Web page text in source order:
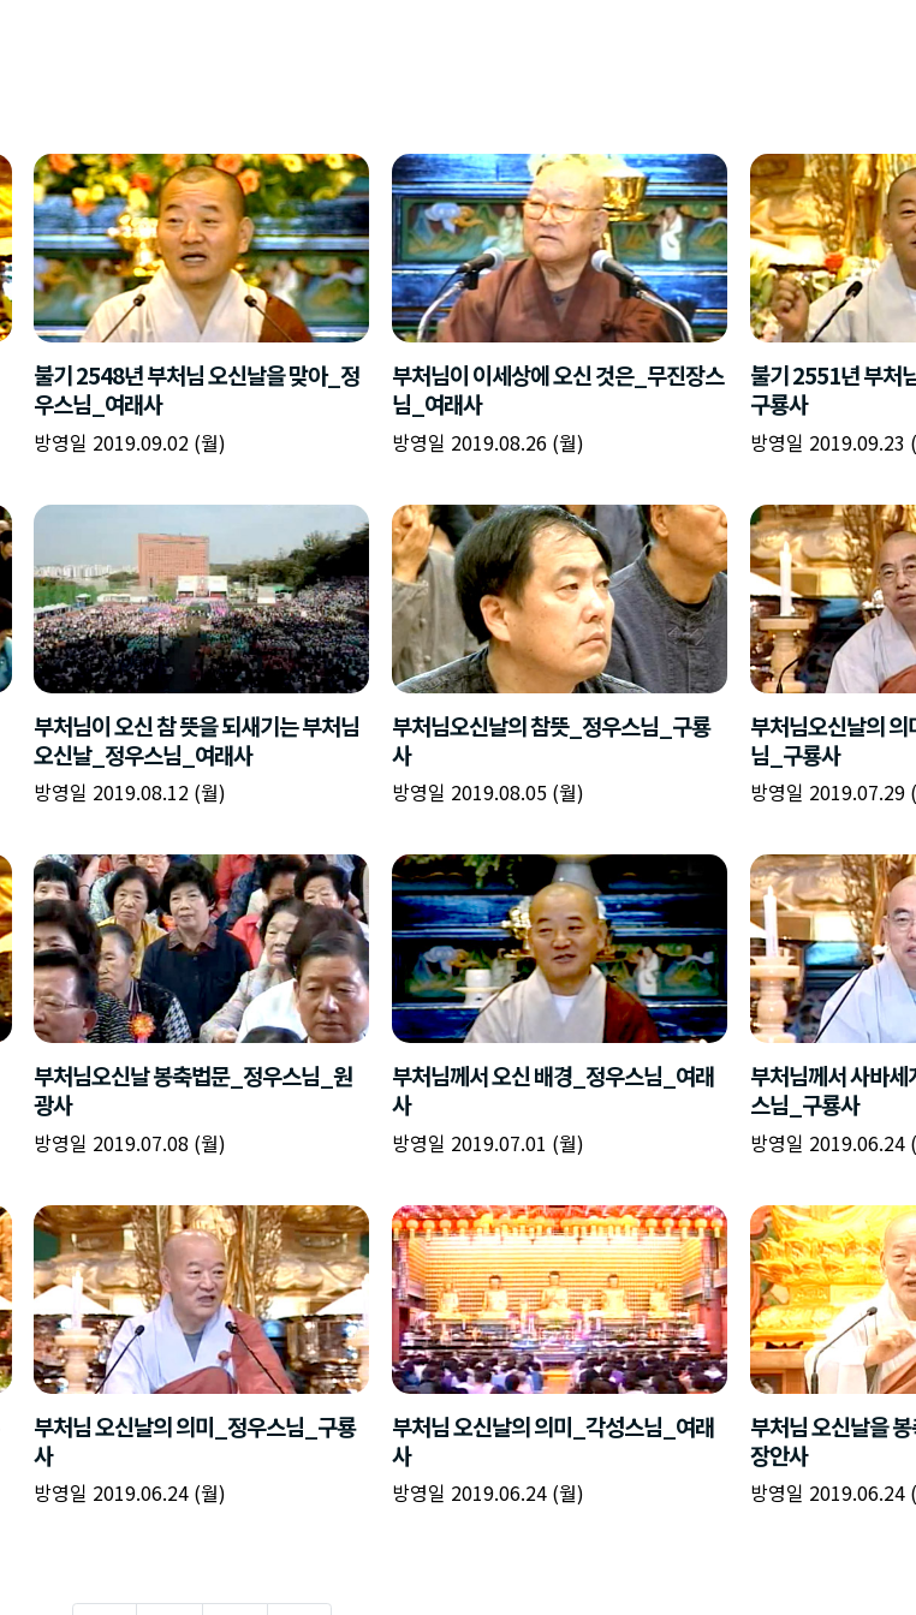
불기 2548년 부처님 오신날을 맞아_정
우스님_여래사
방영일 2019.09.02 (월)
부처님이 이세상에 오신 것은_무진장스
님_여래사
방영일 2019.08.26 (월)
불기 2551년 부처
구룡사
방영일 2019.09.23
부처님이 오신 참 뜻을 되새기는 부처님
오신날_정우스님_여래사
방영일 2019.08.12 (월)
부처님오신날의 참뜻_정우스님_구룡
사
방영일 2019.08.05 (월)
부처님오신날의
님_구룡사
방영일 2019.07.29
부처님오신날 봉축법문_정우스님_원
광사
방영일 2019.07.08 (월)
부처님께서 오신 배경_정우스님_여래
사
방영일 2019.07.01 (월)
부처님께서 사바
스님_구룡사
방영일 2019.06.24
부처님 오신날의 의미_정우스님_구룡
사
방영일 2019.06.24 (월)
부처님 오신날의 의미_각성스님_여래
사
방영일 2019.06.24 (월)
부처님 오신날을
장안사
방영일 2019.06.24